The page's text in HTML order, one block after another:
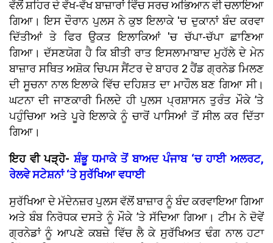
ਵੱਲੋਂ ਸ਼ਹਿਰ ਦੇ ਵੱਖ-ਵੱਖ ਬਾਜ਼ਾਰਾਂ ਵਿੱਚ ਸਰਚ ਅਭਿਆਨ ਵੀ ਚਲਾਇਆ
ਗਿਆ। ਇਸ ਦੌਰਾਨ ਪੁਲਸ ਨੇ ਕੁਝ ਇਲਾਕੇ 'ਚ ਦੁਕਾਨਾਂ ਬੰਦ ਕਰਵਾ
ਦਿੱਤੀਆਂ ਤੇ ਫਿਰ ਉਕਤ ਇਲਾਕਿਆਂ 'ਚ ਚੱਪਾ-ਚੱਪਾ ਛਾਣਿਆ
ਗਿਆ। ਦੱਸਣਯੋਗ ਹੈ ਕਿ ਬੀਤੀ ਰਾਤ ਇਸਲਾਮਾਬਾਦ ਮੁਹੱਲੇ ਦੇ ਮੇਨ
ਬਾਜ਼ਾਰ ਸਥਿਤ ਅਸ਼ੋਕ ਚਿਪਸ ਸੈਂਟਰ ਦੇ ਬਾਹਰ 2 ਹੈਂਡ ਗ੍ਰਨੇਡ ਮਿਲਣ
ਦੀ ਸੂਚਨਾ ਨਾਲ ਇਲਾਕੇ ਵਿੱਚ ਦਹਿਸ਼ਤ ਦਾ ਮਾਹੌਲ ਬਣ ਗਿਆ ਸੀ।
ਘਟਨਾ ਦੀ ਜਾਣਕਾਰੀ ਮਿਲਦੇ ਹੀ ਪੁਲਸ ਪ੍ਰਸ਼ਾਸਨ ਤੁਰੰਤ ਮੌਕੇ ’ਤੇ
ਪਹੁੰਚਿਆ ਅਤੇ ਪੂਰੇ ਇਲਾਕੇ ਨੂੰ ਚਾਰੋਂ ਪਾਸਿਆਂ ਤੋਂ ਸੀਲ ਕਰ ਦਿੱਤਾ
ਗਿਆ।
ਇਹ ਵੀ ਪੜ੍ਹੋ-ਸ਼ੰਭੂ ਧਮਾਕੇ ਤੋਂ ਬਾਅਦ ਪੰਜਾਬ ‘ਚ ਹਾਈ ਅਲਰਟ,
ਰੇਲਵੇ ਸਟੇਸ਼ਨਾਂ ‘ਤੇ ਸੁਰੱਖਿਆ ਵਧਾਈ
ਸੁਰੱਖਿਆ ਦੇ ਮੱਦੇਨਜ਼ਰ ਪੁਲਸ ਵੱਲੋਂ ਬਾਜ਼ਾਰ ਨੂੰ ਬੰਦ ਕਰਵਾਇਆ ਗਿਆ
ਅਤੇ ਬੰਬ ਨਿਰੋਧਕ ਦਸਤੇ ਨੂੰ ਮੌਕੇ ’ਤੇ ਸੱਦਿਆ ਗਿਆ। ਟੀਮ ਨੇ ਦੋਵੇਂ
ਗ੍ਰਨੇਡਾਂ ਨੂੰ ਆਪਣੇ ਕਬਜ਼ੇ ਵਿੱਚ ਲੈ ਕੇ ਸੁਰੱਖਿਅਤ ਢੰਗ ਨਾਲ ਹਟਾ